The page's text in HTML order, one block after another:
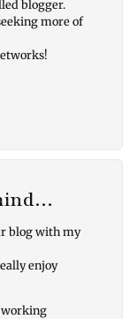
blogger.
more of
blog with my
enjoy
working